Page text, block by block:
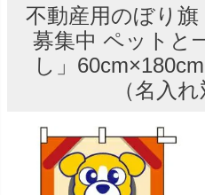
不動産用のぼり
募集中 ペットと
し」
（名入れ